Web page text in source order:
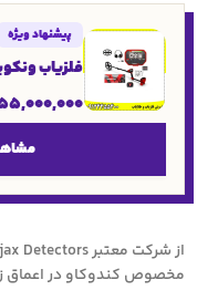
پیشنهاد ویژه
فلزیاب ونکویش
مخصوص کندوکاو در